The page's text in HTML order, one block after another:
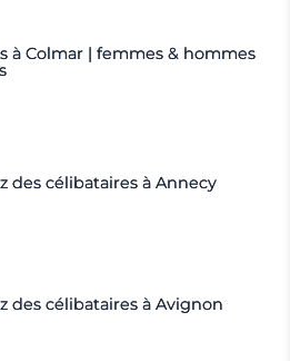
à Colmar | femmes & hommes
des célibataires à Annecy
des célibataires à Avignon